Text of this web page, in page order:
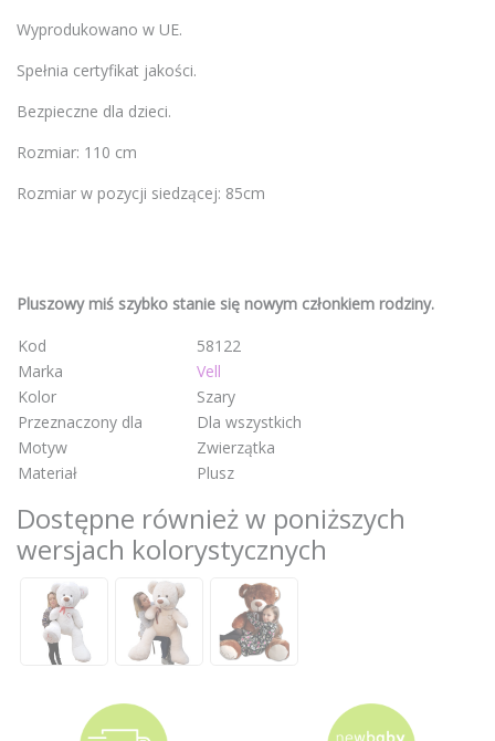
Wyprodukowano w UE.
Spełnia certyfikat jakości.
Bezpieczne dla dzieci.
Rozmiar: 110 cm
Rozmiar w pozycji siedzącej: 85cm
Pluszowy miś szybko stanie się nowym członkiem rodziny.
Kod
58122
Marka
Vell
Kolor
Szary
Przeznaczony dla
Dla wszystkich
Motyw
Zwierzątka
Materiał
Plusz
Dostępne również w poniższych
wersjach kolorystycznych